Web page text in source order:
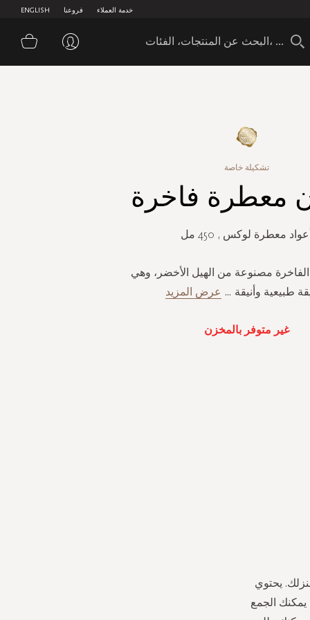
ENGLISH فروعنا خدمة العملاء
سلة
تشكيلة خاصة
معطرة فاخرة
معطرة لوكس , 450 مل
مصنوعة من الهيل الأخضر، وهي
طبيعية وأنيقة ... عرض المزيد
غير متوفر بالمخزن
يحتوي
يمكنك الجمع